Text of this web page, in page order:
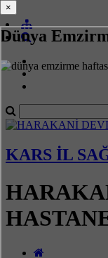
Dünya
KARS İL
×